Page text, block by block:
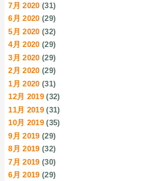
7月 2020 (31)
6月 2020 (29)
5月 2020 (32)
4月 2020 (29)
3月 2020 (29)
2月 2020 (29)
1月 2020 (31)
12月 2019 (32)
11月 2019 (31)
10月 2019 (35)
9月 2019 (29)
8月 2019 (32)
7月 2019 (30)
6月 2019 (29)